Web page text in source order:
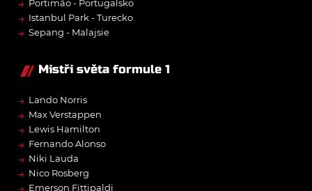
→ Portimão - Portugalsko
→ Istanbul Park - Turecko
→ Sepang - Malajsie
Mistři světa formule 1
→ Lando Norris
→ Max Verstappen
→ Lewis Hamilton
→ Fernando Alonso
→ Niki Lauda
→ Nico Rosberg
Emerson Fittipaldi